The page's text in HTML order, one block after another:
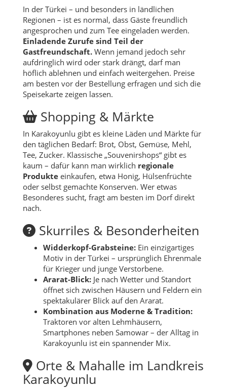
In der Türkei – und besonders in ländlichen
Regionen – ist es normal, dass Gäste freundlich
angesprochen und zum Tee eingeladen werden.
Einladende Zurufe sind Teil der
Gastfreundschaft. Wenn jemand jedoch sehr
aufdringlich wird oder stark drängt, darf man
höflich ablehnen und einfach weitergehen. Preise
am besten vor der Bestellung erfragen und sich die
Speisekarte zeigen lassen.
Shopping & Märkte
In Karakoyunlu gibt es kleine Läden und Märkte für
den täglichen Bedarf: Brot, Obst, Gemüse, Mehl,
Tee, Zucker. Klassische „Souvenirshops“ gibt es
kaum – dafür kann man wirklich regionale
Produkte einkaufen, etwa Honig, Hülsenfrüchte
oder selbst gemachte Konserven. Wer etwas
Besonderes sucht, fragt am besten im Dorf direkt
nach.
Skurriles & Besonderheiten
Widderkopf-Grabsteine: Ein einzigartiges
Motiv in der Türkei – ursprünglich Ehrenmale
für Krieger und junge Verstorbene.
Ararat-Blick: Je nach Wetter und Standort
öffnet sich zwischen Häusern und Feldern ein
spektakulärer Blick auf den Ararat.
Kombination aus Moderne & Tradition:
Traktoren vor alten Lehmhäusern,
Smartphones neben Samowar – der Alltag in
Karakoyunlu ist ein spannender Mix.
Orte & Mahalle im Landkreis
Karakoyunlu